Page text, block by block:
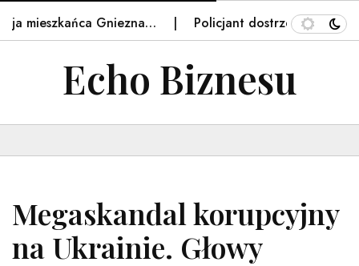
mieszkańca Gniezna… Policjant dostrzegł 19-latkę.
Echo Biznesu
Megaskandal korupcyjny
na Ukrainie. Głowy